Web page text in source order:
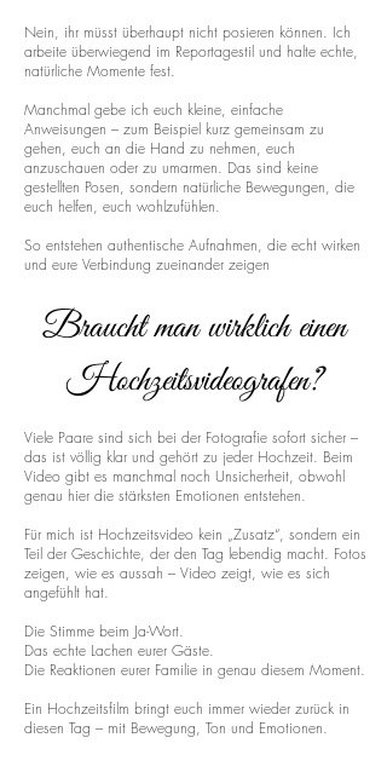
Nein, ihr müsst überhaupt nicht posieren können. Ich
arbeite überwiegend im Reportagestil und halte echte,
natürliche Momente fest.
Manchmal gebe ich euch kleine, einfache
Anweisungen – zum Beispiel kurz gemeinsam zu
gehen, euch an die Hand zu nehmen, euch
anzuschauen oder zu umarmen. Das sind keine
gestellten Posen, sondern natürliche Bewegungen, die
euch helfen, euch wohlzufühlen.
So entstehen authentische Aufnahmen, die echt wirken
und eure Verbindung zueinander zeigen
Braucht man wirklich einen
Hochzeitsvideografen?
Viele Paare sind sich bei der Fotografie sofort sicher –
das ist völlig klar und gehört zu jeder Hochzeit. Beim
Video gibt es manchmal noch Unsicherheit, obwohl
genau hier die stärksten Emotionen entstehen.
Für mich ist Hochzeitsvideo kein „Zusatz“, sondern ein
Teil der Geschichte, der den Tag lebendig macht. Fotos
zeigen, wie es aussah – Video zeigt, wie es sich
angefühlt hat.
Die Stimme beim Ja-Wort.
Das echte Lachen eurer Gäste.
Die Reaktionen eurer Familie in genau diesem Moment.
Ein Hochzeitsfilm bringt euch immer wieder zurück in
diesen Tag – mit Bewegung, Ton und Emotionen.